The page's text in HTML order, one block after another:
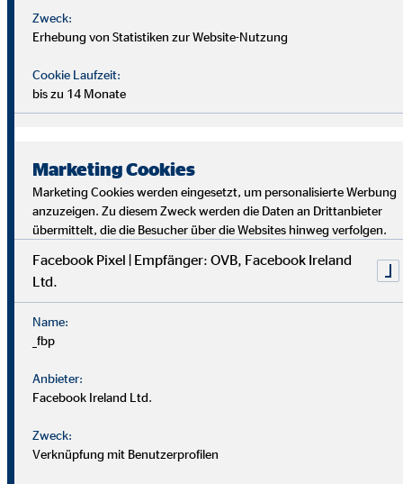
Bei uns findest du Sicherheit, Selbstbestimmung und
Flexibilität. Teamarbeit und Austausch stehen im
Mittelpunkt. Dein Alltag ist vielfältig, da jede*r Kund*in
individuelle Lösungen braucht. Als OVB-Berater*in
unterstützt du Kund*innen, die richtigen finanziellen
Entscheidungen zu treffen.
Zweck:
Erhebung von Statistiken zur Website-Nutzung
Cookie Laufzeit:
bis zu 14 Monate
Marketing Cookies
Marketing Cookies werden eingesetzt, um personalisierte Werbung
anzuzeigen. Zu diesem Zweck werden die Daten an Drittanbieter
übermittelt, die die Besucher über die Websites hinweg verfolgen.
Facebook Pixel | Empfänger: OVB, Facebook Ireland
Ltd.
Name:
_fbp
Anbieter:
Facebook Ireland Ltd.
Zweck:
Verknüpfung mit Benutzerprofilen